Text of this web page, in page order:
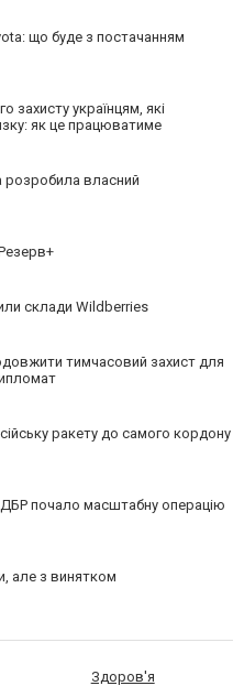
що буде з постачанням
захисту українцям, які
як це працюватиме
розробила власний
склади Wildberries
тимчасовий захист для
ракету до самого кордону
почало масштабну операцію
але з винятком
Здоров'я